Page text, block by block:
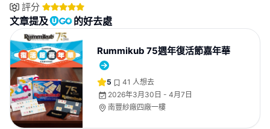
評分
文章提及 的好去處
Rummikub 75週年復活節嘉年華
5 41 人想去
2026年3月30日 - 4月7日
南豐紗廠四廠一樓